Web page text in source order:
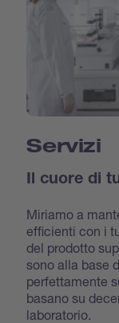
Servizi
Il cuore di
Miriamo a
efficienti con i
del prodotto
sono alla base
perfettamente
basano su
laboratorio.